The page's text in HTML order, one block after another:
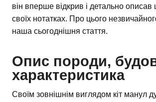
він вперше відкрив і детально
своїх нотатках. Про цього
наша сьогоднішня стаття.
Опис породи,
характеристика
Своїм зовнішнім виглядом кіт манул